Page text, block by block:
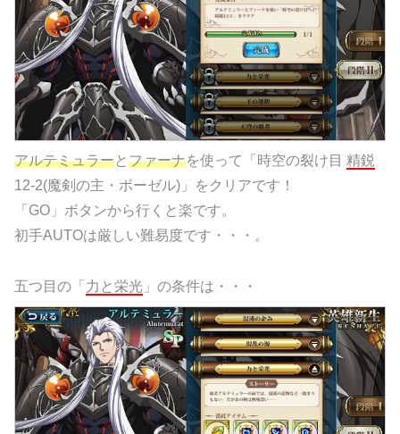
アルテミュラーと ファーナを使って「時空の裂け目 精鋭
12-2(魔剣の主・ボーゼル)」をクリアです！
「GO」ボタンから行くと楽です。
初手AUTOは厳しい難易度です・・・。
五つ目の「 力と栄光 」の条件は・・・